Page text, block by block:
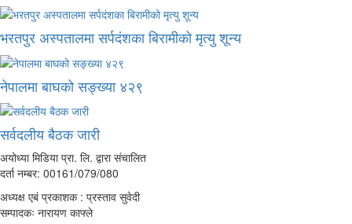
भरतपुर अस्पतालमा सर्पदंशका बिरामीको मृत्यु शून्य
नेपालमा बाघको सङ्ख्या ४२९
सर्वदलीय बैठक जारी
अयोध्या मिडिया प्रा. लि. द्वारा संचालित
दर्ता नम्बर: 00161/079/080
अध्यक्ष एबं प्रकाशक : प्रस्ताव सुवेदी
सम्पादकः नारायण काफ्ले